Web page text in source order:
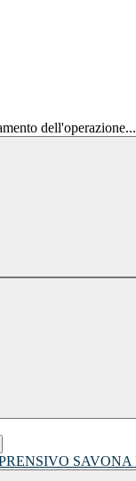
dell'operazione...